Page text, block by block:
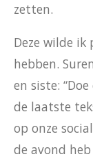
zetten.
Deze wilde ik
hebben.
en siste:
de laatste
op onze
de avond